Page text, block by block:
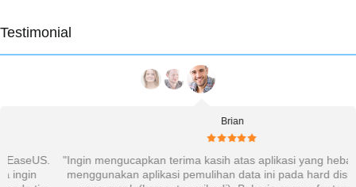
Testimonial
"Ingin mengucapkan terima kasih atas aplikasi yang hebat ini. Saya
menggunakan aplikasi pemulihan data ini pada hard disk Seagate